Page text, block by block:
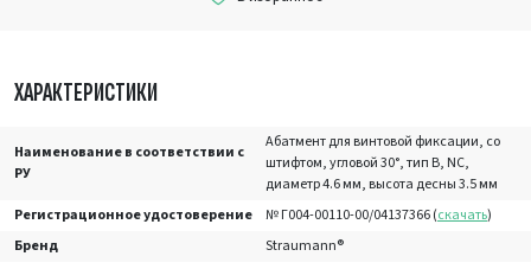
ХАРАКТЕРИСТИКИ
Наименование в соответствии с
РУ
Абатмент для винтовой фиксации, со
штифтом, угловой 30°, тип В, NC,
диаметр 4.6 мм, высота десны 3.5 мм
Регистрационное удостоверение
№ Г004-00110-00/04137366 (скачать)
Бренд
Straumann®